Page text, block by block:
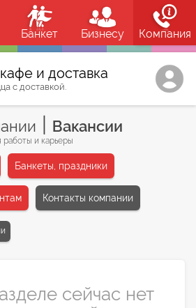
Банкет Бизнесу Компания
и доставка
с доставкой.
Вакансии
и карьеры
Банкеты, праздники
Контакты компании
сейчас нет